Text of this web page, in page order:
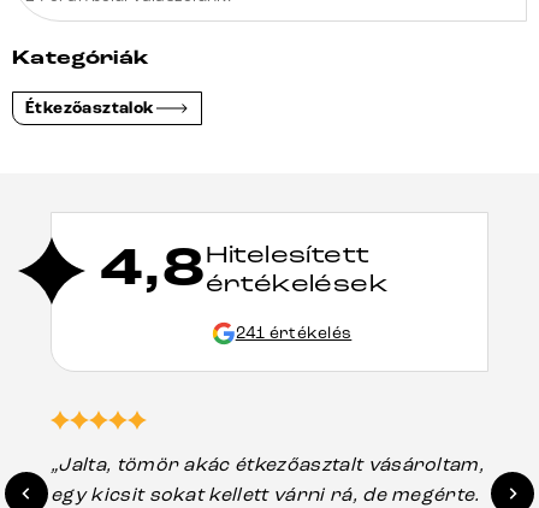
Kategóriák
Étkezőasztalok
4,8Hitelesített
értékelések
241 értékelés
„Jalta, tömör akác étkezőasztalt vásároltam,
egy kicsit sokat kellett várni rá, de megérte.